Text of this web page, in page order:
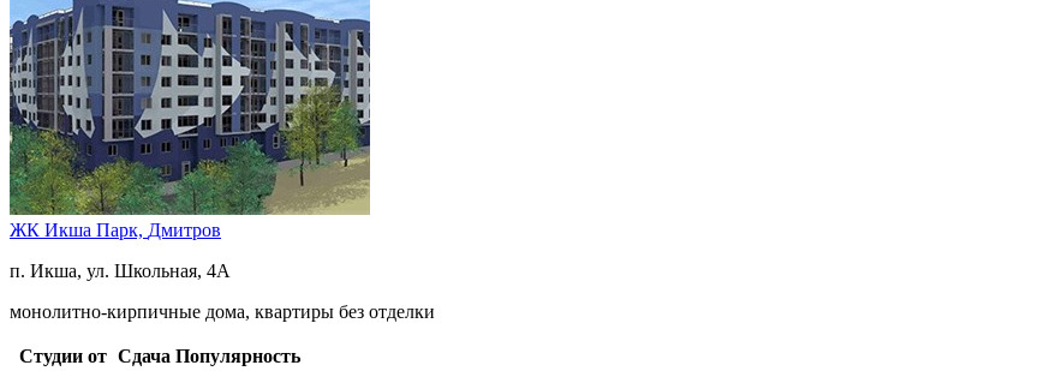
ЖК Икша Парк, Дмитров
п. Икша, ул. Школьная, 4А
монолитно-кирпичные дома, квартиры без отделки
Студии от Сдача Популярность